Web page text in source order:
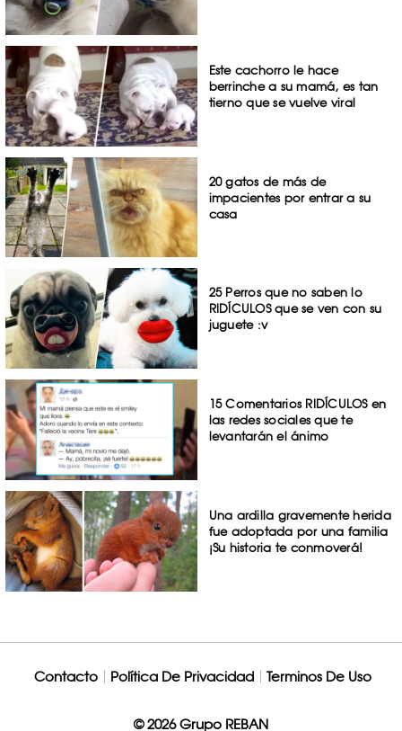
Este cachorro le hace
berrinche a su mamá, es tan
tierno que se vuelve viral
20 gatos de más de
impacientes por entrar a su
casa
25 Perros que no saben lo
RIDÍCULOS que se ven con su
juguete :v
15 Comentarios RIDÍCULOS en
las redes sociales que te
levantarán el ánimo
Una ardilla gravemente herida
fue adoptada por una familia
¡Su historia te conmoverá!
Contacto Política De Privacidad Terminos De Uso
© 2026 Grupo REBAN